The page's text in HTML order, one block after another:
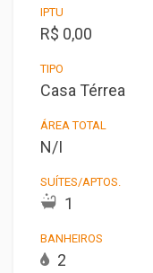
IPTU
R$ 0,00
TIPO
Casa Térrea
ÁREA TOTAL
N/I
SUÍTES/APTOS.
1
BANHEIROS
2